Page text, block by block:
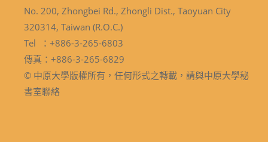
No. 200, Zhongbei Rd., Zhongli Dist., Taoyuan City
320314, Taiwan (R.O.C.)
Tel ：+886-3-265-6803
傳真：+886-3-265-6829
© 中原大學版權所有，任何形式之轉載，請與中原大學秘
書室聯絡